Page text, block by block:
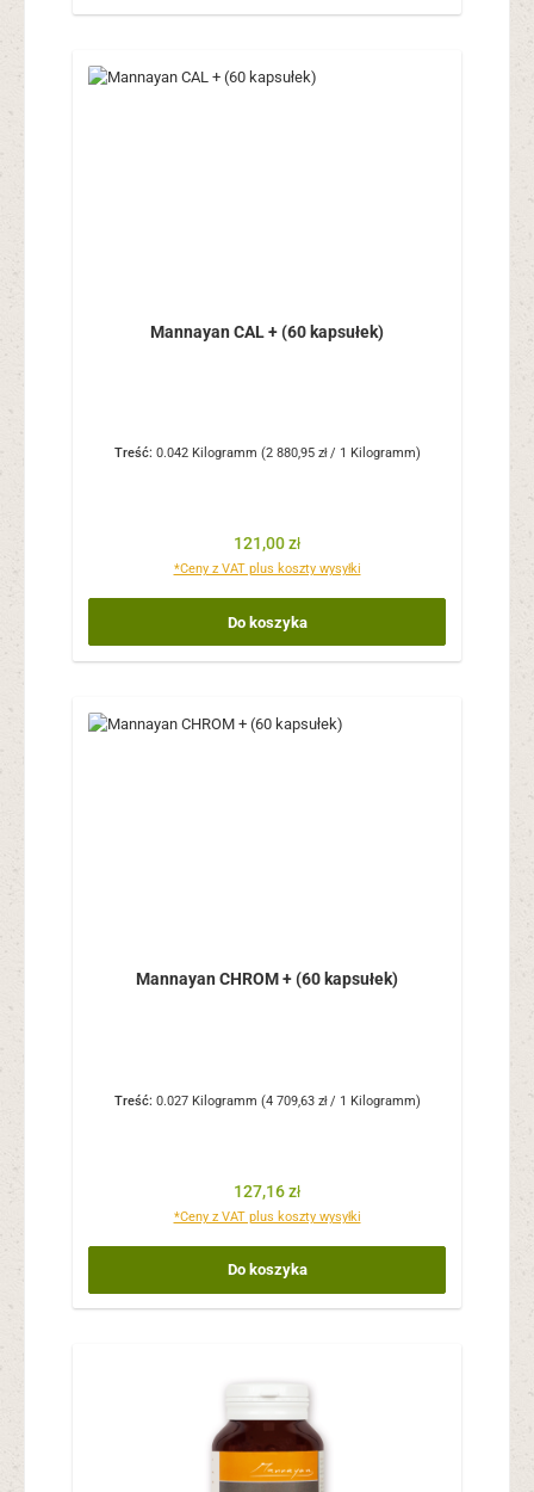
Mannayan CAL + (60 kapsułek)
Treść: 0.042 Kilogramm (2 880,95 zł / 1 Kilogramm)
Cena regularna:
121,00 zł
*Ceny z VAT plus koszty wysyłki
Do koszyka
Mannayan CHROM + (60 kapsułek)
Treść: 0.027 Kilogramm (4 709,63 zł / 1 Kilogramm)
Cena regularna:
127,16 zł
*Ceny z VAT plus koszty wysyłki
Do koszyka